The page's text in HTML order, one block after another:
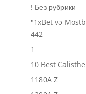
! Без рубрики
"1xBet və
442
1
10 Best
1180A Z